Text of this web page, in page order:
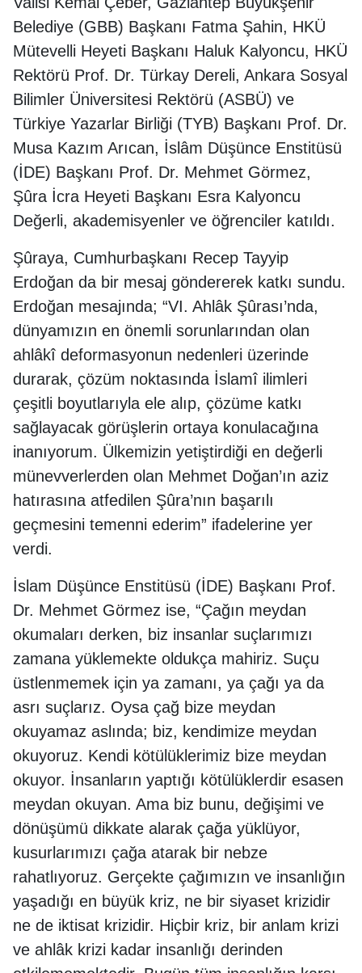
Belediye (GBB) Başkanı Fatma Şahin, HKÜ
Mütevelli Heyeti Başkanı Haluk Kalyoncu, HKÜ
Rektörü Prof. Dr. Türkay Dereli, Ankara Sosyal
Bilimler Üniversitesi Rektörü (ASBÜ) ve
Türkiye Yazarlar Birliği (TYB) Başkanı Prof. Dr.
Musa Kazım Arıcan, İslâm Düşünce Enstitüsü
(İDE) Başkanı Prof. Dr. Mehmet Görmez,
Şûra İcra Heyeti Başkanı Esra Kalyoncu
Değerli, akademisyenler ve öğrenciler katıldı.
Şûraya, Cumhurbaşkanı Recep Tayyip
Erdoğan da bir mesaj göndererek katkı sundu.
Erdoğan mesajında; “VI. Ahlâk Şûrası’nda,
dünyamızın en önemli sorunlarından olan
ahlâkî deformasyonun nedenleri üzerinde
durarak, çözüm noktasında İslamî ilimleri
çeşitli boyutlarıyla ele alıp, çözüme katkı
sağlayacak görüşlerin ortaya konulacağına
inanıyorum. Ülkemizin yetiştirdiği en değerli
münevverlerden olan Mehmet Doğan’ın aziz
hatırasına atfedilen Şûra’nın başarılı
geçmesini temenni ederim” ifadelerine yer
verdi.
İslam Düşünce Enstitüsü (İDE) Başkanı Prof.
Dr. Mehmet Görmez ise, “Çağın meydan
okumaları derken, biz insanlar suçlarımızı
zamana yüklemekte oldukça mahiriz. Suçu
üstlenmemek için ya zamanı, ya çağı ya da
asrı suçlarız. Oysa çağ bize meydan
okuyamaz aslında; biz, kendimize meydan
okuyoruz. Kendi kötülüklerimiz bize meydan
okuyor. İnsanların yaptığı kötülüklerdir esasen
meydan okuyan. Ama biz bunu, değişimi ve
dönüşümü dikkate alarak çağa yüklüyor,
kusurlarımızı çağa atarak bir nebze
rahatlıyoruz. Gerçekte çağımızın ve insanlığın
yaşadığı en büyük kriz, ne bir siyaset krizidir
ne de iktisat krizidir. Hiçbir kriz, bir anlam krizi
ve ahlâk krizi kadar insanlığı derinden